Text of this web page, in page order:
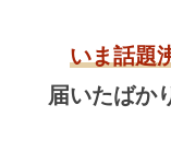
いま話題
届いたばか